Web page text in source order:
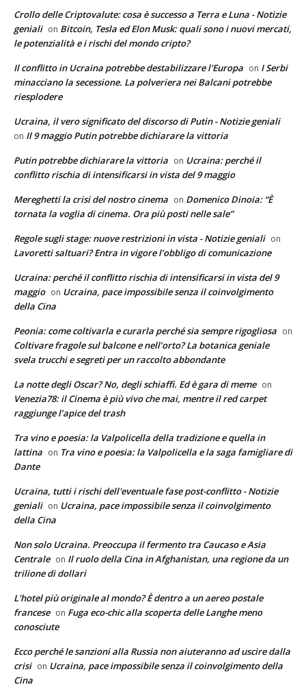
Crollo delle Criptovalute: cosa è successo a Terra e Luna - Notizie
geniali on Bitcoin, Tesla ed Elon Musk: quali sono i nuovi mercati,
le potenzialità e i rischi del mondo cripto?
Il conflitto in Ucraina potrebbe destabilizzare l'Europa on I Serbi
minacciano la secessione. La polveriera nei Balcani potrebbe
riesplodere
Ucraina, il vero significato del discorso di Putin - Notizie geniali
on Il 9 maggio Putin potrebbe dichiarare la vittoria
Putin potrebbe dichiarare la vittoria on Ucraina: perché il
conflitto rischia di intensificarsi in vista del 9 maggio
Mereghetti la crisi del nostro cinema on Domenico Dinoia: “È
tornata la voglia di cinema. Ora più posti nelle sale”
Regole sugli stage: nuove restrizioni in vista - Notizie geniali on
Lavoretti saltuari? Entra in vigore l’obbligo di comunicazione
Ucraina: perché il conflitto rischia di intensificarsi in vista del 9
maggio on Ucraina, pace impossibile senza il coinvolgimento
della Cina
Peonia: come coltivarla e curarla perché sia sempre rigogliosa on
Coltivare fragole sul balcone e nell’orto? La botanica geniale
svela trucchi e segreti per un raccolto abbondante
La notte degli Oscar? No, degli schiaffi. Ed è gara di meme on
Venezia78: il Cinema è più vivo che mai, mentre il red carpet
raggiunge l’apice del trash
Tra vino e poesia: la Valpolicella della tradizione e quella in
lattina on Tra vino e poesia: la Valpolicella e la saga famigliare di
Dante
Ucraina, tutti i rischi dell'eventuale fase post-conflitto - Notizie
geniali on Ucraina, pace impossibile senza il coinvolgimento
della Cina
Non solo Ucraina. Preoccupa il fermento tra Caucaso e Asia
Centrale on Il ruolo della Cina in Afghanistan, una regione da un
trilione di dollari
L'hotel più originale al mondo? È dentro a un aereo postale
francese on Fuga eco-chic alla scoperta delle Langhe meno
conosciute
Ecco perché le sanzioni alla Russia non aiuteranno ad uscire dalla
crisi on Ucraina, pace impossibile senza il coinvolgimento della
Cina